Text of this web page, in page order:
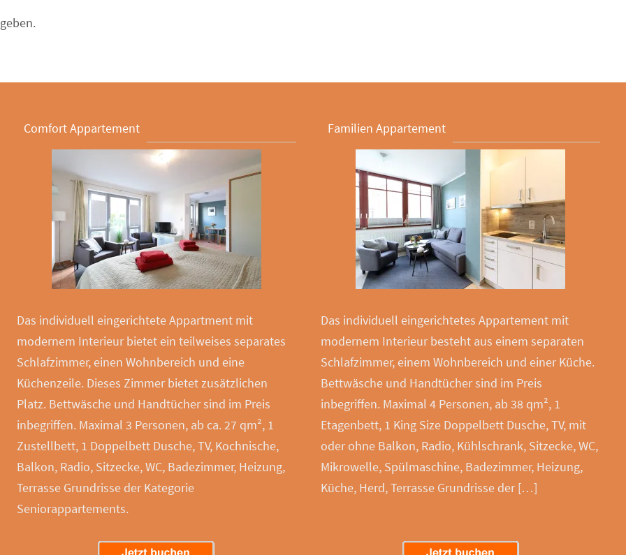
Comfort Appartement
Das individuell eingerichtete Appartment mit
modernem Interieur bietet ein teilweises separates
Schlafzimmer, einen Wohnbereich und eine
Küchenzeile. Dieses Zimmer bietet zusätzlichen
Platz. Bettwäsche und Handtücher sind im Preis
inbegriffen. Maximal 3 Personen, ab ca. 27 qm², 1
Zustellbett, 1 Doppelbett Dusche, TV, Kochnische,
Balkon, Radio, Sitzecke, WC, Badezimmer, Heizung,
Terrasse Grundrisse der Kategorie
Seniorappartements.
Familien Appartement
Das individuell eingerichtetes Appartement mit
modernem Interieur besteht aus einem separaten
Schlafzimmer, einem Wohnbereich und einer Küche.
Bettwäsche und Handtücher sind im Preis
inbegriffen. Maximal 4 Personen, ab 38 qm², 1
Etagenbett, 1 King Size Doppelbett Dusche, TV, mit
oder ohne Balkon, Radio, Kühlschrank, Sitzecke, WC,
Mikrowelle, Spülmaschine, Badezimmer, Heizung,
Küche, Herd, Terrasse Grundrisse der […]